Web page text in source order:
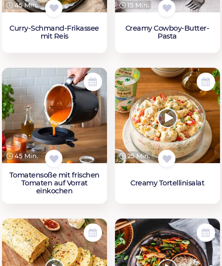
45 Min.
Curry-Schmand-Frikassee
mit Reis
15 Min.
Creamy Cowboy-Butter-
Pasta
45 Min.
Tomatensoße mit frischen
Tomaten auf Vorrat
einkochen
25 Min.
Creamy Tortellinisalat